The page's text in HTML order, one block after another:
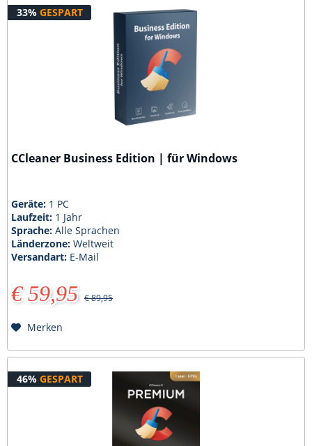
33% GESPART
CCleaner Business Edition | für Windows
Geräte: 1 PC
Laufzeit: 1 Jahr
Sprache:Alle Sprachen
Länderzone:Weltweit
Versandart: E-Mail
€ 59,95 € 89,95
Merken
46% GESPART